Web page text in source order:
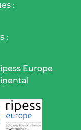
:
:
Europe